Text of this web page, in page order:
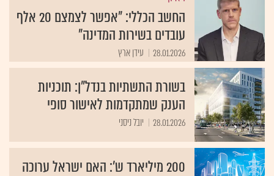
החשב הכללי: "אפשר לצמצם 20 אלף
עובדים בשירות המדינה"
28.01.2026 עידן ארץ
בשורת התשתיות בנדל"ן: תוכניות
הענק שמתקדמות לאישור סופי
28.01.2026 יובל ניסני
200 מיליארד ש': האם ישראל ערוכה